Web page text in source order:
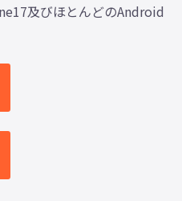
及びほとんどのAndroid